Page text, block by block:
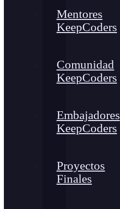
Mentores
KeepCoders
Comunidad
KeepCoders
Embajadores
KeepCoders
Proyectos
Finales